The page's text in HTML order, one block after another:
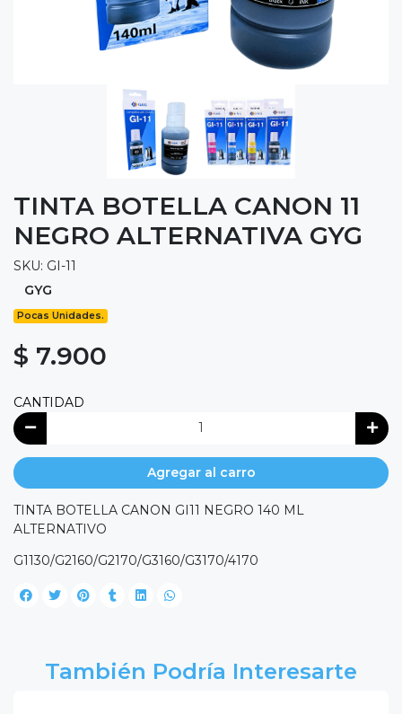
TINTA BOTELLA CANON 11
NEGRO ALTERNATIVA GYG
SKU: GI-11
GYG
Pocas Unidades.
$ 7.900
CANTIDAD
Agregar al carro
TINTA BOTELLA CANON GI11 NEGRO 140 ML
ALTERNATIVO
G1130/G2160/G2170/G3160/G3170/4170
También Podría Interesarte